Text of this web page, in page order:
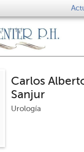
Carlos
Sanjur
Urología